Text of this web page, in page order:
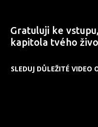
Gratuluji ke
kapitola tvého
SLEDUJ DŮLEŽITÉ VIDEO